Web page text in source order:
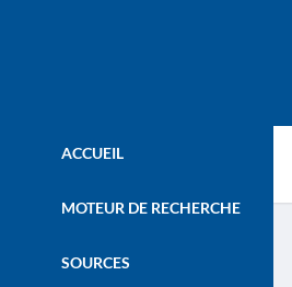
ACCUEIL
MOTEUR DE RECHERCHE
SOURCES